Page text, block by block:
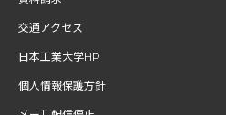
交通アクセス
日本工業大学HP
個人情報保護方針